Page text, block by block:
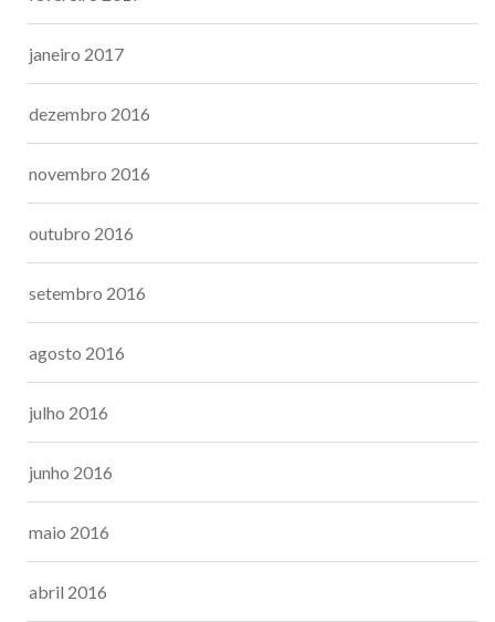
janeiro 2017
dezembro 2016
novembro 2016
outubro 2016
setembro 2016
agosto 2016
julho 2016
junho 2016
maio 2016
abril 2016